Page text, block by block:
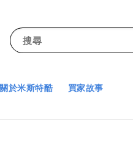
搜尋
關於米斯特酷 買家故事